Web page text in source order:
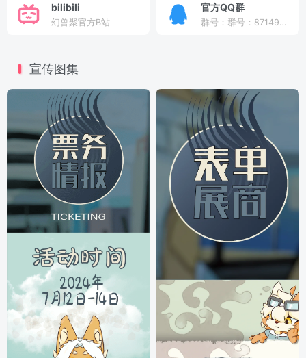
bilibili
幻兽聚官方B站
官方QQ群
群号：群号：871495845
宣传图集